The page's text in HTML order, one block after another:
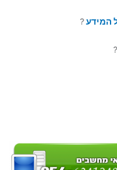
המידע?
?